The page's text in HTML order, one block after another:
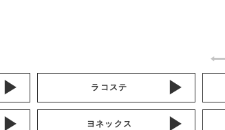
ラコステ
ヨネックス